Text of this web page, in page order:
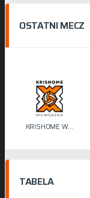
OSTATNI MECZ
KRISHOME WRZEŚNIA
TABELA